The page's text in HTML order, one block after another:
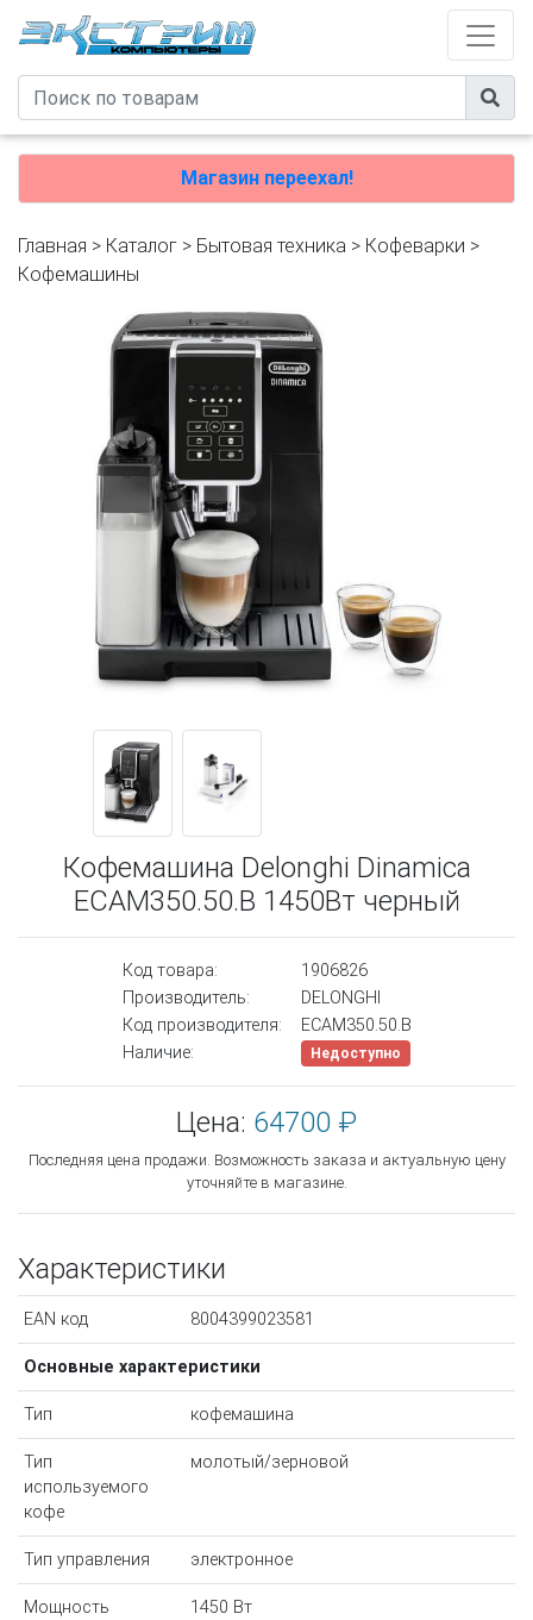
Магазин переехал!
Главная > Каталог > Бытовая техника > Кофеварки >
Кофемашины
Кофемашина Delonghi Dinamica
ECAM350.50.B 1450Вт черный
Код товара:
1906826
Производитель:
DELONGHI
Код производителя:
ECAM350.50.B
Наличие:
Недоступно
Цена: 64700 ₽
Последняя цена продажи. Возможность заказа и актуальную цену
уточняйте в магазине.
Характеристики
EAN код 8004399023581
Основные характеристики
Тип кофемашина
Тип
используемого
кофе
молотый/зерновой
Тип управления электронное
Мощность 1450 Вт